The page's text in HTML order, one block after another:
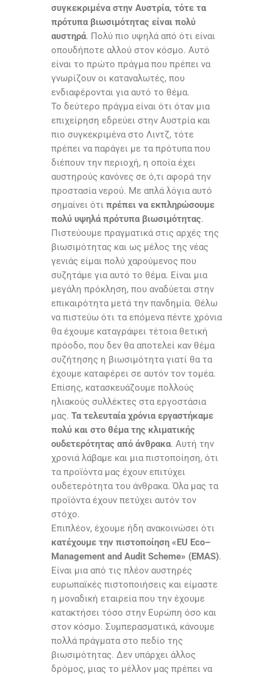
συγκεκριμένα στην Αυστρία, τότε τα
πρότυπα βιωσιμότητας είναι πολύ
αυστηρά. Πολύ πιο υψηλά από ότι είναι
οπουδήποτε αλλού στον κόσμο. Αυτό
είναι το πρώτο πράγμα που πρέπει να
γνωρίζουν οι καταναλωτές, που
ενδιαφέρονται για αυτό το θέμα.
Το δεύτερο πράγμα είναι ότι όταν μια
επιχείρηση εδρεύει στην Αυστρία και
πιο συγκεκριμένα στο Λιντζ, τότε
πρέπει να παράγει με τα πρότυπα που
διέπουν την περιοχή, η οποία έχει
αυστηρούς κανόνες σε ό,τι αφορά την
προστασία νερού. Με απλά λόγια αυτό
σημαίνει ότι πρέπει να εκπληρώσουμε
πολύ υψηλά πρότυπα βιωσιμότητας.
Πιστεύουμε πραγματικά στις αρχές της
βιωσιμότητας και ως μέλος της νέας
γενιάς είμαι πολύ χαρούμενος που
συζητάμε για αυτό το θέμα. Είναι μια
μεγάλη πρόκληση, που αναδύεται στην
επικαιρότητα μετά την πανδημία. Θέλω
να πιστεύω ότι τα επόμενα πέντε χρόνια
θα έχουμε καταγράψει τέτοια θετική
πρόοδο, που δεν θα αποτελεί καν θέμα
συζήτησης η βιωσιμότητα γιατί θα τα
έχουμε καταφέρει σε αυτόν τον τομέα.
Επίσης, κατασκευάζουμε πολλούς
ηλιακούς συλλέκτες στα εργοστάσια
μας. Τα τελευταία χρόνια εργαστήκαμε
πολύ και στο θέμα της κλιματικής
ουδετερότητας από άνθρακα. Αυτή την
χρονιά λάβαμε και μια πιστοποίηση, ότι
τα προϊόντα μας έχουν επιτύχει
ουδετερότητα του άνθρακα. Όλα μας τα
προϊόντα έχουν πετύχει αυτόν τον
στόχο.
Επιπλέον, έχουμε ήδη ανακοινώσει ότι
κατέχουμε την πιστοποίηση «EU Eco–
Management and Audit Scheme» (EMAS).
Είναι μια από τις πλέον αυστηρές
ευρωπαϊκές πιστοποιήσεις και είμαστε
η μοναδική εταιρεία που την έχουμε
κατακτήσει τόσο στην Ευρώπη όσο και
στον κόσμο. Συμπερασματικά, κάνουμε
πολλά πράγματα στο πεδίο της
βιωσιμότητας. Δεν υπάρχει άλλος
δρόμος, μιας το μέλλον μας πρέπει να